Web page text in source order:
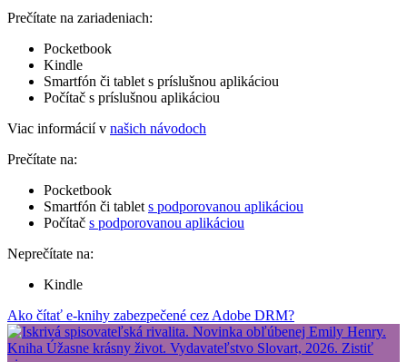
Prečítate na zariadeniach:
Pocketbook
Kindle
Smartfón či tablet s príslušnou aplikáciou
Počítač s príslušnou aplikáciou
Viac informácií v našich návodoch
Prečítate na:
Pocketbook
Smartfón či tablet s podporovanou aplikáciou
Počítač s podporovanou aplikáciou
Neprečítate na:
Kindle
Ako čítať e-knihy zabezpečené cez Adobe DRM?